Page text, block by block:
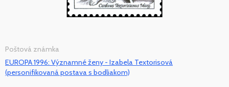
Poštová známka
EUROPA 1996: Významné ženy - Izabela Textorisová
(personifikovaná postava s bodliakom)